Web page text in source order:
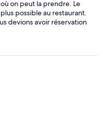
on peut la prendre. Le
possible au restaurant.
devions avoir réservation
de l'aéroport
soupé dans un resto